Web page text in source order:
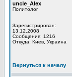
uncle_Alex
Политолог
Зарегистрирован:
13.12.2008
Сообщения: 1216
Откуда: Киев, Украина
Вернуться к началу